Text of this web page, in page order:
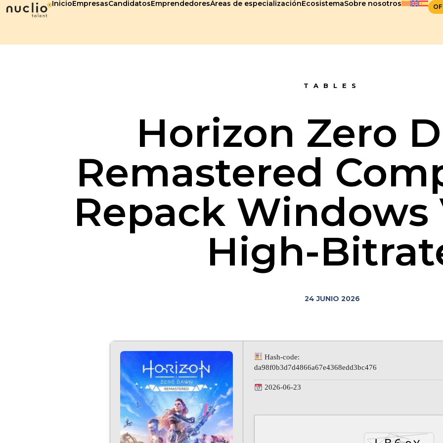
InicioEmpresasCandidatosEmprendedoresÁreas de especializaciónEcosistemaSobre nosotros
TABLES
Horizon Zero
Remastered
Repack Windows
High-
24 JUNIO 2026
Hash-code:
da98f0b3d7d4866a67e4368edd3bc476
2026-06-23